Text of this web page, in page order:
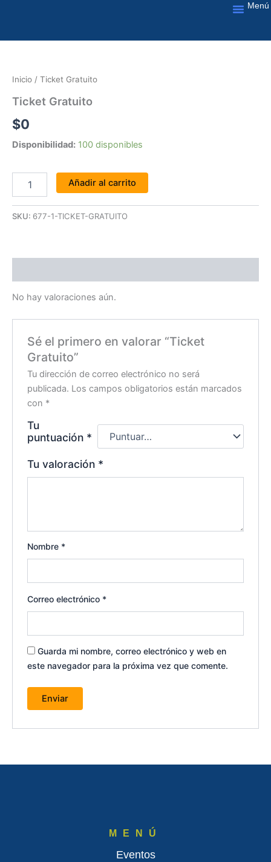
Menú
Inicio / Ticket Gratuito
Ticket Gratuito
$0
Disponibilidad: 100 disponibles
Añadir al carrito
SKU: 677-1-TICKET-GRATUITO
No hay valoraciones aún.
Sé el primero en valorar “Ticket
Gratuito”
Tu dirección de correo electrónico no será
publicada. Los campos obligatorios están marcados
con *
Tu
puntuación *
Tu valoración *
Nombre *
Correo electrónico *
Guarda mi nombre, correo electrónico y web en
este navegador para la próxima vez que comente.
MENÚ
Eventos